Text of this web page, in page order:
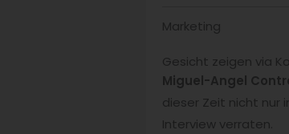
Marketing
Gesicht zeigen via
Miguel-Angel
dieser Zeit nicht nur
Interview verraten.